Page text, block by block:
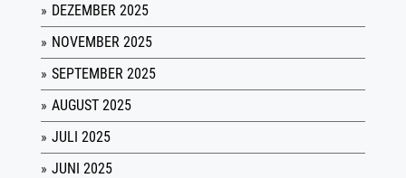
DEZEMBER 2025
NOVEMBER 2025
SEPTEMBER 2025
AUGUST 2025
JULI 2025
JUNI 2025